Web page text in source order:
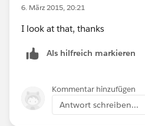
6. März 2015, 20:21
I look at that, thanks
Als hilfreich markieren
Kommentar hinzufügen
Antwort schreiben...